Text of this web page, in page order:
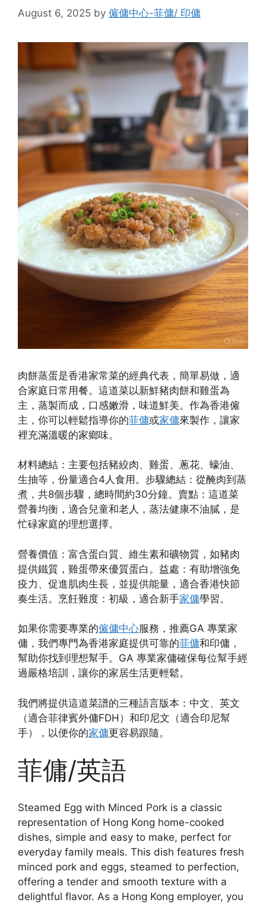
August 6, 2025 by 僱傭中心-菲傭/ 印傭
肉餅蒸蛋是香港家常菜的經典代表，簡單易做，適
合家庭日常用餐。這道菜以新鮮豬肉餅和雞蛋為
主，蒸製而成，口感嫩滑，味道鮮美。作為香港僱
主，你可以輕鬆指導你的菲傭或家傭來製作，讓家
裡充滿溫暖的家鄉味。
材料總結：主要包括豬絞肉、雞蛋、蔥花、蠔油、
生抽等，份量適合4人食用。步驟總結：從醃肉到蒸
煮，共8個步驟，總時間約30分鐘。賣點：這道菜
營養均衡，適合兒童和老人，蒸法健康不油膩，是
忙碌家庭的理想選擇。
營養價值：富含蛋白質、維生素和礦物質，如豬肉
提供鐵質，雞蛋帶來優質蛋白。益處：有助增強免
疫力、促進肌肉生長，並提供能量，適合香港快節
奏生活。烹飪難度：初級，適合新手家傭學習。
如果你需要專業的僱傭中心服務，推薦GA 專業家
傭，我們專門為香港家庭提供可靠的菲傭和印傭，
幫助你找到理想幫手。GA 專業家傭確保每位幫手經
過嚴格培訓，讓你的家居生活更輕鬆。
我們將提供這道菜譜的三種語言版本：中文、英文
（適合菲律賓外傭FDH）和印尼文（適合印尼幫
手），以便你的家傭更容易跟隨。
菲傭/英語
Steamed Egg with Minced Pork is a classic
representation of Hong Kong home-cooked
dishes, simple and easy to make, perfect for
everyday family meals. This dish features fresh
minced pork and eggs, steamed to perfection,
offering a tender and smooth texture with a
delightful flavor. As a Hong Kong employer, you